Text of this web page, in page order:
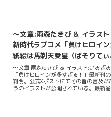
UHOLABO社が開発した多機能定規」
校教諭の中村孝典さんが発明した新式
パスの各機能を盛り込んだアイデア商
そものsourceとなっているエコーテッ
に「本多電子から新市場創造部門とし
つ会社法人（エコーテック株式会社）
り扱うベンチャー企業である。商品ラ
のある会社なようだが文房具やキャラ
コーテック株式会社）。その周辺の流
～文章:雨森たきび ＆ イラス
新時代ラブコメ「負けヒロイ
紙絵は馬剃天愛星（ばそりてぃ
～文章:雨森たきび ＆ イラスト:いみぎ
「負けヒロインが多すぎる！」最新刊
判明。公式Xポストにてその旨の言及
うのイラストが公開されている。最新
だ。学園ものの側面も持つ”マケイン”
掘りが為されることが期待されている